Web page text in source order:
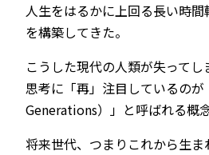
人生をはるかに上回る長い時
を構築してきた。
こうした現代の人類が失って
思考に「再」注目しているの
Generations）」と呼ばれる概
将来世代、つまりこれから生